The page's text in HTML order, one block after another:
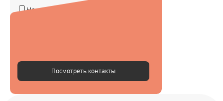
Не указан
Посмотреть контакты